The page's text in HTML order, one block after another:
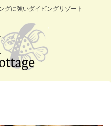
グに強いダイビングリゾート